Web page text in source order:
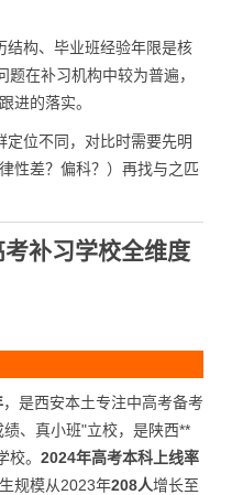
结构、毕业班经验年限是核
在补习机构中较为普遍，
进的落实。
定位不同，对比时需要先明
性差？偏科？）再找与之匹
补习学校全维度
，是西安本土专注中高考备考
、真小班"立校，是陕西**
。 2024年高考本科上线率
规模从2023年208人增长至